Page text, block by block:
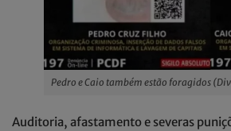
Pedro e Caio também estão foragidos
Auditoria, afastamento e severas